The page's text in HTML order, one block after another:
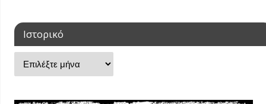
Ιστορικό